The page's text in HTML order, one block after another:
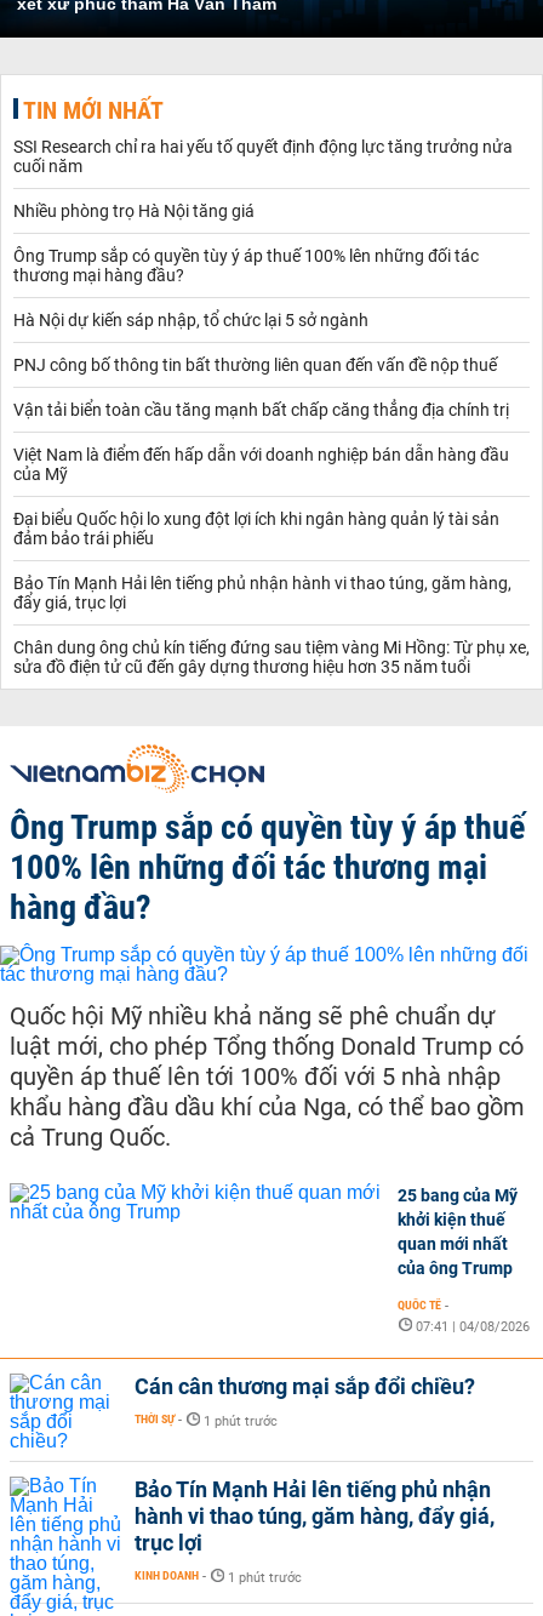
TIN MỚI NHẤT
SSI Research chỉ ra hai yếu tố quyết định động lực tăng trưởng nửa
cuối năm
Nhiều phòng trọ Hà Nội tăng giá
Ông Trump sắp có quyền tùy ý áp thuế 100% lên những đối tác
thương mại hàng đầu?
Hà Nội dự kiến sáp nhập, tổ chức lại 5 sở ngành
PNJ công bố thông tin bất thường liên quan đến vấn đề nộp thuế
Vận tải biển toàn cầu tăng mạnh bất chấp căng thẳng địa chính trị
Việt Nam là điểm đến hấp dẫn với doanh nghiệp bán dẫn hàng đầu
của Mỹ
Đại biểu Quốc hội lo xung đột lợi ích khi ngân hàng quản lý tài sản
đảm bảo trái phiếu
Bảo Tín Mạnh Hải lên tiếng phủ nhận hành vi thao túng, găm hàng,
đẩy giá, trục lợi
Chân dung ông chủ kín tiếng đứng sau tiệm vàng Mi Hồng: Từ phụ xe,
sửa đồ điện tử cũ đến gây dựng thương hiệu hơn 35 năm tuổi
Ông Trump sắp có quyền tùy ý áp thuế
100% lên những đối tác thương mại
hàng đầu?
Quốc hội Mỹ nhiều khả năng sẽ phê chuẩn dự
luật mới, cho phép Tổng thống Donald Trump có
quyền áp thuế lên tới 100% đối với 5 nhà nhập
khẩu hàng đầu dầu khí của Nga, có thể bao gồm
cả Trung Quốc.
25 bang của Mỹ
khởi kiện thuế
quan mới nhất
của ông Trump
QUỐC TẾ -
07:41 | 04/08/2026
Cán cân thương mại sắp đổi chiều?
THỜI SỰ - 1 phút trước
Bảo Tín Mạnh Hải lên tiếng phủ nhận
hành vi thao túng, găm hàng, đẩy giá,
trục lợi
KINH DOANH - 1 phút trước